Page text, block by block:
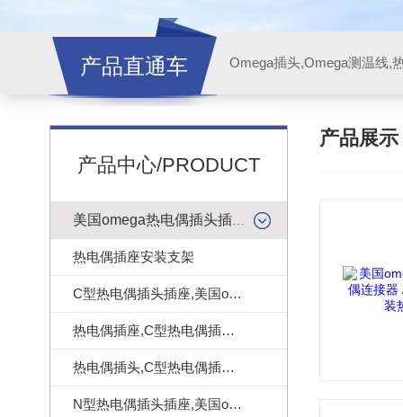
产品直通车
产品中心/PRODUCT
热电偶插座安装支架
C型热电偶插头插座,美国omega热电偶连接器
热电偶插座,C型热电偶插座|美国omega热电偶插座
热电偶插头,C型热电偶插头|美国omega热电偶插头
N型热电偶插头插座,美国omega热电偶连接器
产品展示